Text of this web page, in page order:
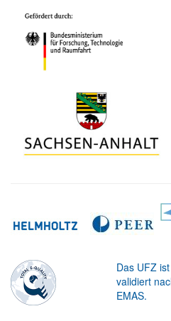
Das UFZ ist
validiert
EMAS.